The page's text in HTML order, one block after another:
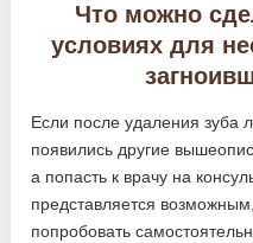
Что можно
условиях для
Если после удаления зуба
появились другие
а попасть к врачу на
представляется
попробовать